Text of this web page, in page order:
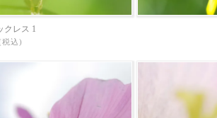
クレス 1
込)